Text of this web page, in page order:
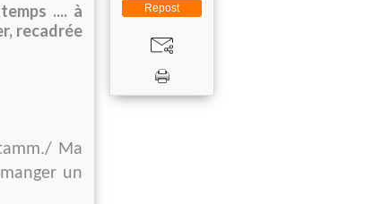
.... à
recadrée
Ma
un
Repost